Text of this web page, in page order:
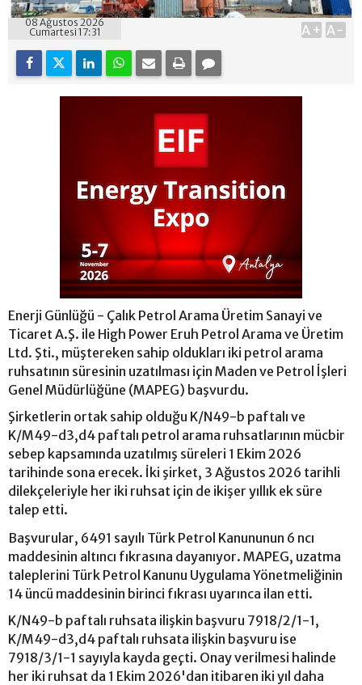
08 Ağustos 2026
Cumartesi 17:31
A+ A-
Enerji Günlüğü - Çalık Petrol Arama Üretim Sanayi ve
Ticaret A.Ş. ile High Power Eruh Petrol Arama ve Üretim
Ltd. Şti., müştereken sahip oldukları iki petrol arama
ruhsatının süresinin uzatılması için Maden ve Petrol İşleri
Genel Müdürlüğüne (MAPEG) başvurdu.
Şirketlerin ortak sahip olduğu K/N49-b paftalı ve
K/M49-d3,d4 paftalı petrol arama ruhsatlarının mücbir
sebep kapsamında uzatılmış süreleri 1 Ekim 2026
tarihinde sona erecek. İki şirket, 3 Ağustos 2026 tarihli
dilekçeleriyle her iki ruhsat için de ikişer yıllık ek süre
talep etti.
Başvurular, 6491 sayılı Türk Petrol Kanununun 6 ncı
maddesinin altıncı fıkrasına dayanıyor. MAPEG, uzatma
taleplerini Türk Petrol Kanunu Uygulama Yönetmeliğinin
14 üncü maddesinin birinci fıkrası uyarınca ilan etti.
K/N49-b paftalı ruhsata ilişkin başvuru 7918/2/1-1,
K/M49-d3,d4 paftalı ruhsata ilişkin başvuru ise
7918/3/1-1 sayıyla kayda geçti. Onay verilmesi halinde
her iki ruhsat da 1 Ekim 2026'dan itibaren iki yıl daha